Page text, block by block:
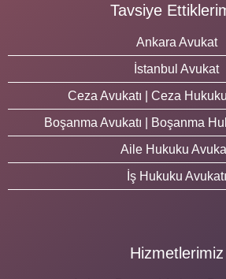
Tavsiye
Ankara Avukat
İstanbul Avukat
Ceza Avukatı | Ceza
Boşanma Avukatı | Boşanma
Aile Hukuku
İş Hukuku Avukatı
Hizmetlerimiz